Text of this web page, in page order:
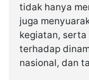
tidak hanya
juga
kegiatan, serta
terhadap
nasional, dan